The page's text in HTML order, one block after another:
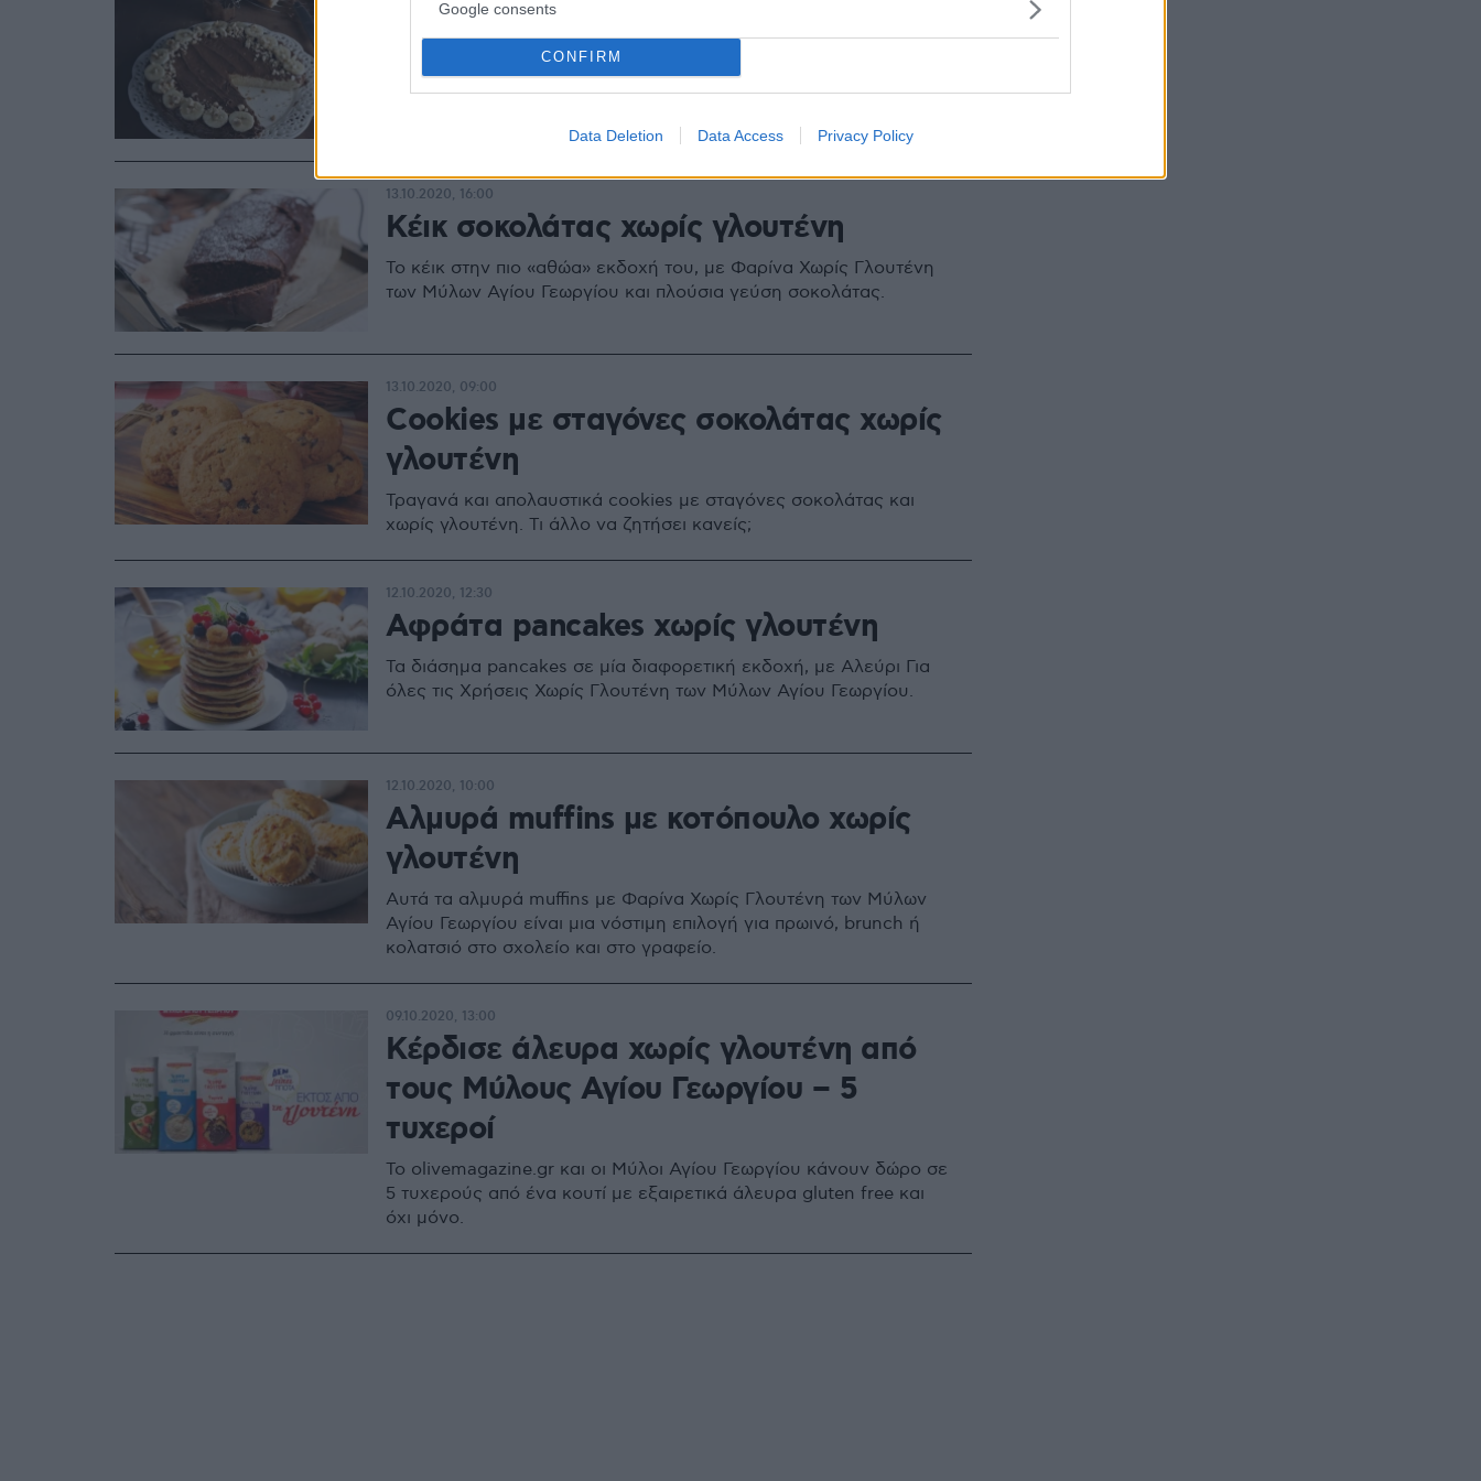
Google consents
CONFIRM
Data Deletion Data Access Privacy Policy
Τούρτα με παντεσπάνι χωρίς γλουτένη
Εύκολη και γρήγορη τούρτα που δεν της λείπει τίποτα, παρά μόνο
η γλουτένη! Το μυστικό είναι να φτιάξετε το παντεσπάνι με μείγμα
Ζαχαροπλαστικής Χωρίς Γλουτένη των Μύλων Αγίου Γεωργίου.
Κέικ σοκολάτας χωρίς γλουτένη
Το κέικ στην πιο «αθώα» εκδοχή του, με Φαρίνα Χωρίς Γλουτένη
των Μύλων Αγίου Γεωργίου και πλούσια γεύση σοκολάτας.
13.10.2020, 16:00
Cookies με σταγόνες σοκολάτας χωρίς
γλουτένη
Τραγανά και απολαυστικά cookies με σταγόνες σοκολάτας και
χωρίς γλουτένη. Τι άλλο να ζητήσει κανείς;
13.10.2020, 09:00
Αφράτα pancakes χωρίς γλουτένη
Τα διάσημα pancakes σε μία διαφορετική εκδοχή, με Αλεύρι Για
όλες τις Χρήσεις Χωρίς Γλουτένη των Μύλων Αγίου Γεωργίου.
12.10.2020, 12:30
Αλμυρά muffins με κοτόπουλο χωρίς
γλουτένη
Αυτά τα αλμυρά muffins με Φαρίνα Χωρίς Γλουτένη των Μύλων
Αγίου Γεωργίου είναι μια νόστιμη επιλογή για πρωινό, brunch ή
κολατσιό στο σχολείο και στο γραφείο.
12.10.2020, 10:00
Κέρδισε άλευρα χωρίς γλουτένη από
τους Μύλους Αγίου Γεωργίου – 5
τυχεροί
To olivemagazine.gr και οι Μύλοι Αγίου Γεωργίου κάνουν δώρο σε
5 τυχερούς από ένα κουτί με εξαιρετικά άλευρα gluten free και
όχι μόνο.
09.10.2020, 13:00